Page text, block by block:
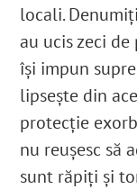
locali.
au ucis zeci
își impun
lipsește din
protecție
nu reușesc să
sunt răpiți și